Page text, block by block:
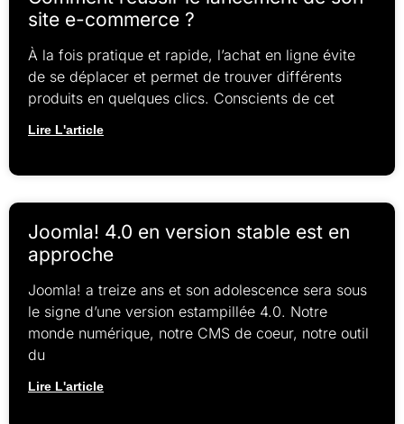
site e-commerce ?
À la fois pratique et rapide, l’achat en ligne évite
de se déplacer et permet de trouver différents
produits en quelques clics. Conscients de cet
Lire L'article
Joomla! 4.0 en version stable est en
approche
Joomla! a treize ans et son adolescence sera sous
le signe d’une version estampillée 4.0. Notre
monde numérique, notre CMS de coeur, notre outil
du
Lire L'article